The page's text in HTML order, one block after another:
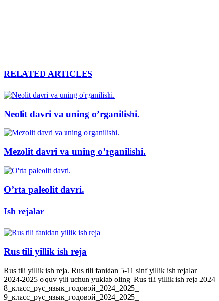
RELATED ARTICLES
Neolit davri va uning o’rganilishi.
Mezolit davri va uning o’rganilishi.
O’rta paleolit davri.
Ish rejalar
Rus tili yillik ish reja
Rus tili yillik ish reja. Rus tili fanidan 5-11 sinf yillik ish rejalar.
2024-2025 o'quv yili uchun yuklab oling. Rus tili yillik ish reja 2024
8_класс_рус_язык_годовой_2024_2025_
9_класс_рус_язык_годовой_2024_2025_